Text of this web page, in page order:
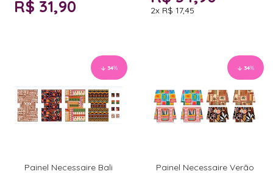
R$ 31,90 2x R$ 17,45
34%
Painel Necessaire Bali
34%
Painel Necessaire Verão